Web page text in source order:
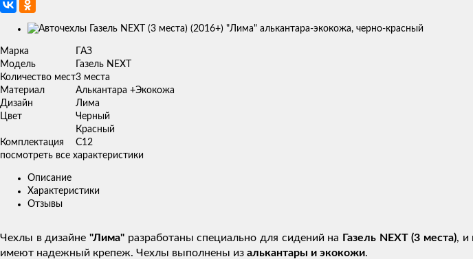
Изображения
товаров
Марка
ГАЗ
Модель
Газель NEXT
Количество мест3 места
Материал
Алькантара +Экокожа
Дизайн
Лима
Цвет
Черный
Красный
Комплектация
C12
посмотреть все характеристики
Описание
Характеристики
Отзывы
Чехлы в дизайне "Лима"разработаны специально для сидений на Газель NEXT (3 места), и
имеют надежный крепеж. Чехлы выполнены из алькантары и экокожи.